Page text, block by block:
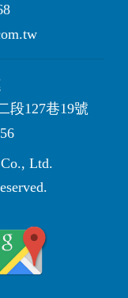
段127巷19號
Ltd.